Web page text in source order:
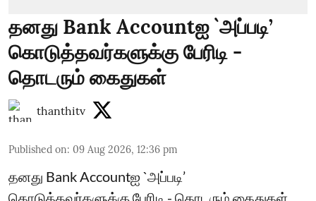
தனது Bank Accountஐ `அப்படி’
கொடுத்தவர்களுக்கு பேரிடி -
தொடரும் கைதுகள்
thanthitv
Published on: 09 Aug 2026, 12:36 pm
தனது Bank Accountஐ `அப்படி’
கொடுத்தவர்களுக்கு பேரிடி - தொடரும் கைதுகள்